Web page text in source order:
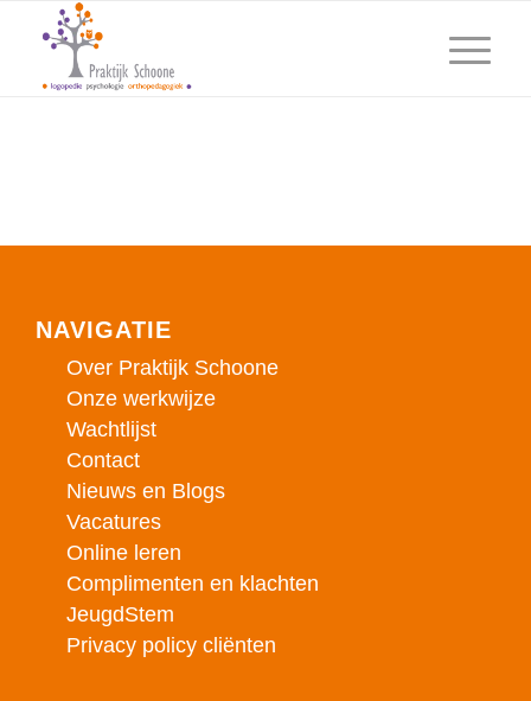
NAVIGATIE
Over Praktijk Schoone
Onze werkwijze
Wachtlijst
Contact
Nieuws en Blogs
Vacatures
Online leren
Complimenten en klachten
JeugdStem
Privacy policy cliënten